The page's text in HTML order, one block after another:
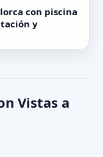
con piscina
y
Vistas a